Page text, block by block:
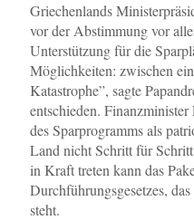
Griechenlands
vor der Abstimmung vor
Unterstützung für die
Möglichkeiten: zwischen
Katastrophe”, sagte
entschieden.
des Sparprogramms als
Land nicht Schritt für
in Kraft treten kann das
Durchführungsgesetzes,
steht.